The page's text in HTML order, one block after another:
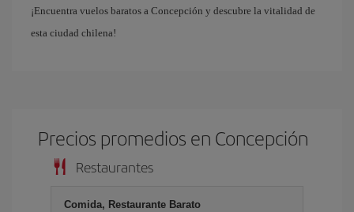
¡Encuentra vuelos baratos a Concepción y descubre la vitalidad de
esta ciudad chilena!
Precios promedios en Concepción
Restaurantes
Comida, Restaurante Barato